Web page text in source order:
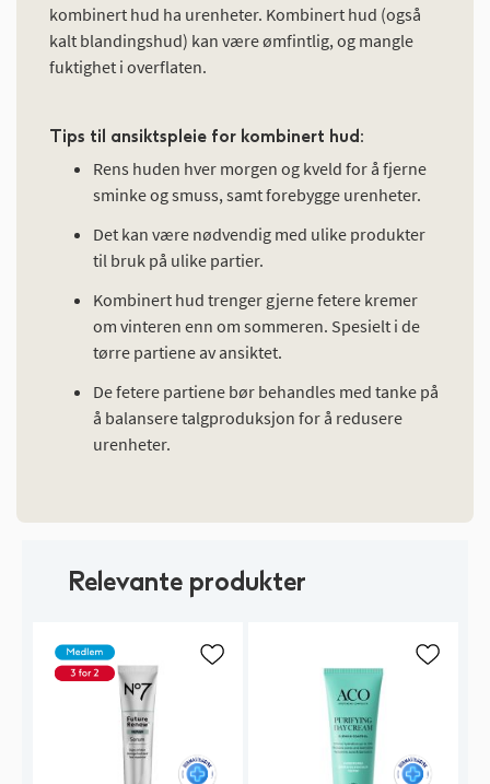
kombinert hud ha urenheter. Kombinert hud (også
kalt blandingshud) kan være ømfintlig, og mangle
fuktighet i overflaten.
Tips til ansiktspleie for kombinert hud:
Rens huden hver morgen og kveld for å fjerne
sminke og smuss, samt forebygge urenheter.
Det kan være nødvendig med ulike produkter
til bruk på ulike partier.
Kombinert hud trenger gjerne fetere kremer
om vinteren enn om sommeren. Spesielt i de
tørre partiene av ansiktet.
De fetere partiene bør behandles med tanke på
å balansere talgproduksjon for å redusere
urenheter.
Relevante produkter